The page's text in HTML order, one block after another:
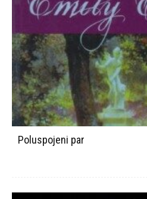
Poluspojeni par